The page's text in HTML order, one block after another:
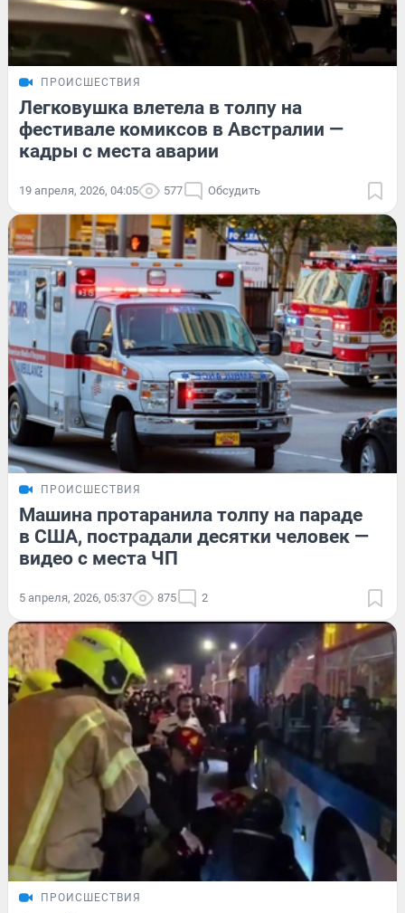
ПРОИСШЕСТВИЯ
Легковушка влетела в толпу на
фестивале комиксов в Австралии —
кадры с места аварии
19 апреля, 2026, 04:05 577 Обсудить
ПРОИСШЕСТВИЯ
Машина протаранила толпу на параде
в США, пострадали десятки человек —
видео с места ЧП
5 апреля, 2026, 05:37 875 2
ПРОИСШЕСТВИЯ